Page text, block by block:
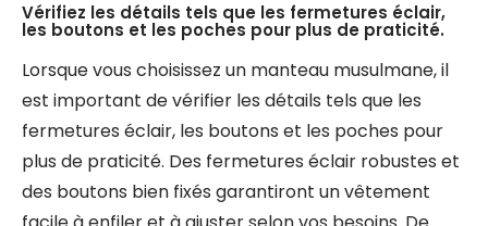
Vérifiez les détails tels que les fermetures éclair,
les boutons et les poches pour plus de praticité.
Lorsque vous choisissez un manteau musulmane, il
est important de vérifier les détails tels que les
fermetures éclair, les boutons et les poches pour
plus de praticité. Des fermetures éclair robustes et
des boutons bien fixés garantiront un vêtement